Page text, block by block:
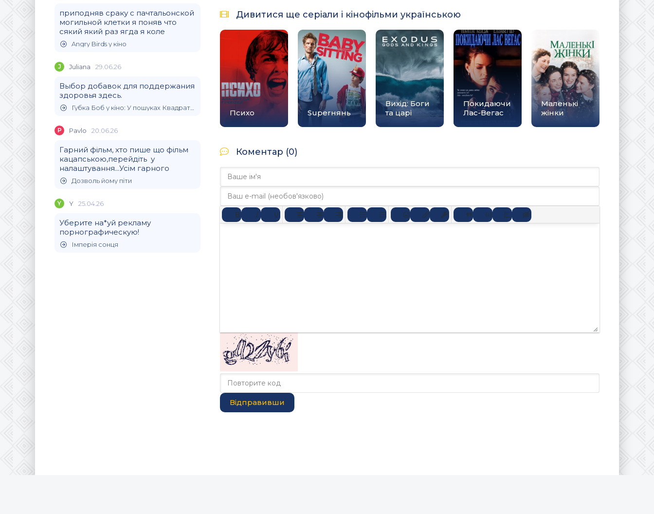
приподняв сраку с пачтальонской
могильной клетки я поняв что
сякий який раз ягда я коле
Angry Birds у кіно
J Juliana 29.06.26
Выбор добавок для поддержания
здоровья здесь.
Губка Боб у кіно: У пошуках Квадратних Штанів
P Pavlo 20.06.26
Гарний фільм, хто пише що фільм
кацапською,перейдіть у
налаштування...Усім гарного
Дозволь йому піти
Y Y 25.04.26
Уберите на*уй рекламу
порнографическую!
Імперія сонця
Дивитися ще серіали і кінофільми українською
Психо Superнянь
Вихід: Боги
та царі
Покидаючи
Лас-Вегас
Маленькі
жінки
Коментар (0)
Відправивши